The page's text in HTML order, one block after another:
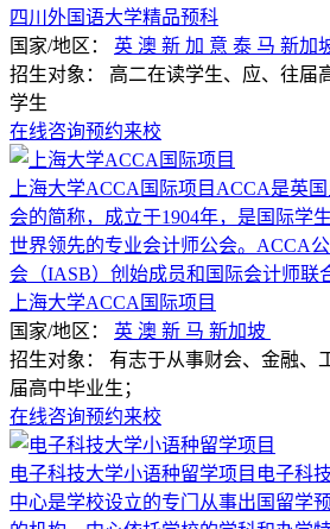
四川外国语大学精品预科
国家/地区： 英 澳 新 加 意 泰 马 新加
招生对象： 高二在读学生、应、往届
学生
在线咨询预约来校
上海大学ACCA国际项目ACCA是英
会的简称，成立于1904年，是国际学
世界领先的专业会计师公会。ACCA
会（IASB）创始成员和国际会计师联
上海大学ACCA国际项目
国家/地区： 英 澳 新 马 新加坡
招生对象： 有志于从事财会、金融、
届高中毕业生；
在线咨询预约来校
电子科技大学小语种留学项目电子科
中心是学校设立的专门从事出国留学